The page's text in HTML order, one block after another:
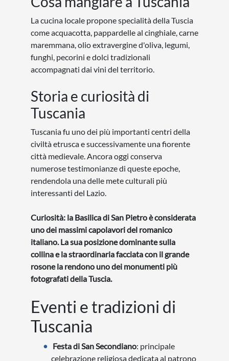
Tipologie di viaggio
Mercatini di Natale
Novita
Exclusive
Soggiorno con Escursioni
Tour escorted
Tratti di Passeggiata
Scoperta
Natura
I Luoghi dello Spirito
Storia
Città
Eventi speciali
Viaggi in partenza
CONTATTACI
booking@caldana.it
RESTA AGGIORNATO